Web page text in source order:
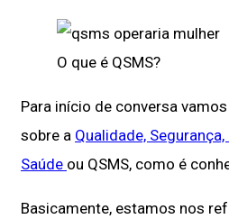
O que é QSMS?
Para início de conversa
sobre a Qualidade,
Saúde ou QSMS, como é
Basicamente, estamos nos